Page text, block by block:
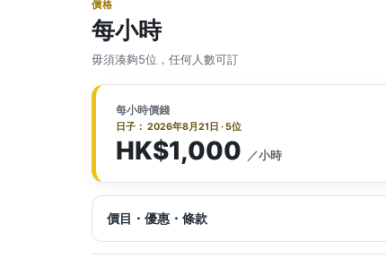
價格
每小時
毋須湊夠5位，任何人數可訂
每小時價錢
日子： 2026年8月21日 · 5位
HK$1,000 ／小時
價目・優惠・條款